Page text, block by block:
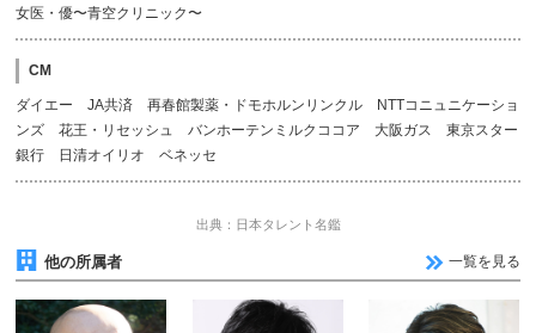
女医・優〜青空クリニック〜
CM
ダイエー JA共済 再春館製薬・ドモホルンリンクル NTTコニュニケーショ
ンズ 花王・リセッシュ バンホーテンミルクココア 大阪ガス 東京スター
銀行 日清オイリオ ベネッセ
出典：日本タレント名鑑
他の所属者 一覧を見る